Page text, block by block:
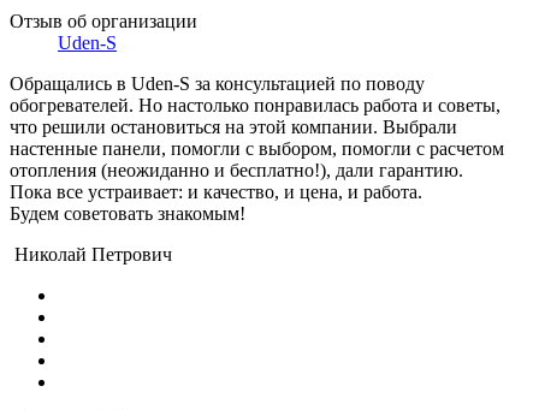
Отзыв об организации
Uden-S
Обращались в Uden-S за консультацией по поводу
обогревателей. Но настолько понравилась работа и советы,
что решили остановиться на этой компании. Выбрали
настенные панели, помогли с выбором, помогли с расчетом
отопления (неожиданно и бесплатно!), дали гарантию.
Пока все устраивает: и качество, и цена, и работа.
Будем советовать знакомым!
Николай Петрович